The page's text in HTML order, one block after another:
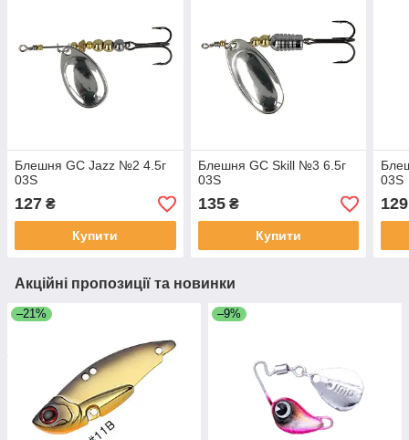
Блешня GC Jazz №2 4.5г
03S
127 ₴
Купити
Блешня GC Skill №3 6.5г
03S
135₴
Купити
03S
129
Акційні пропозиції та новинки
–21% –9%